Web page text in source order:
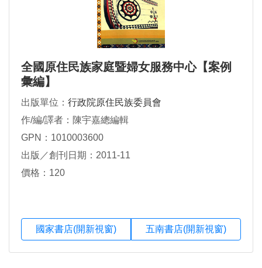
全國原住民族家庭暨婦女服務中心【案例
彙編】
出版單位： 行政院原住民族委員會
作/編/譯者：陳宇嘉總編輯
GPN：1010003600
出版／創刊日期：2011-11
價格：120
國家書店(開新視窗) 五南書店(開新視窗)